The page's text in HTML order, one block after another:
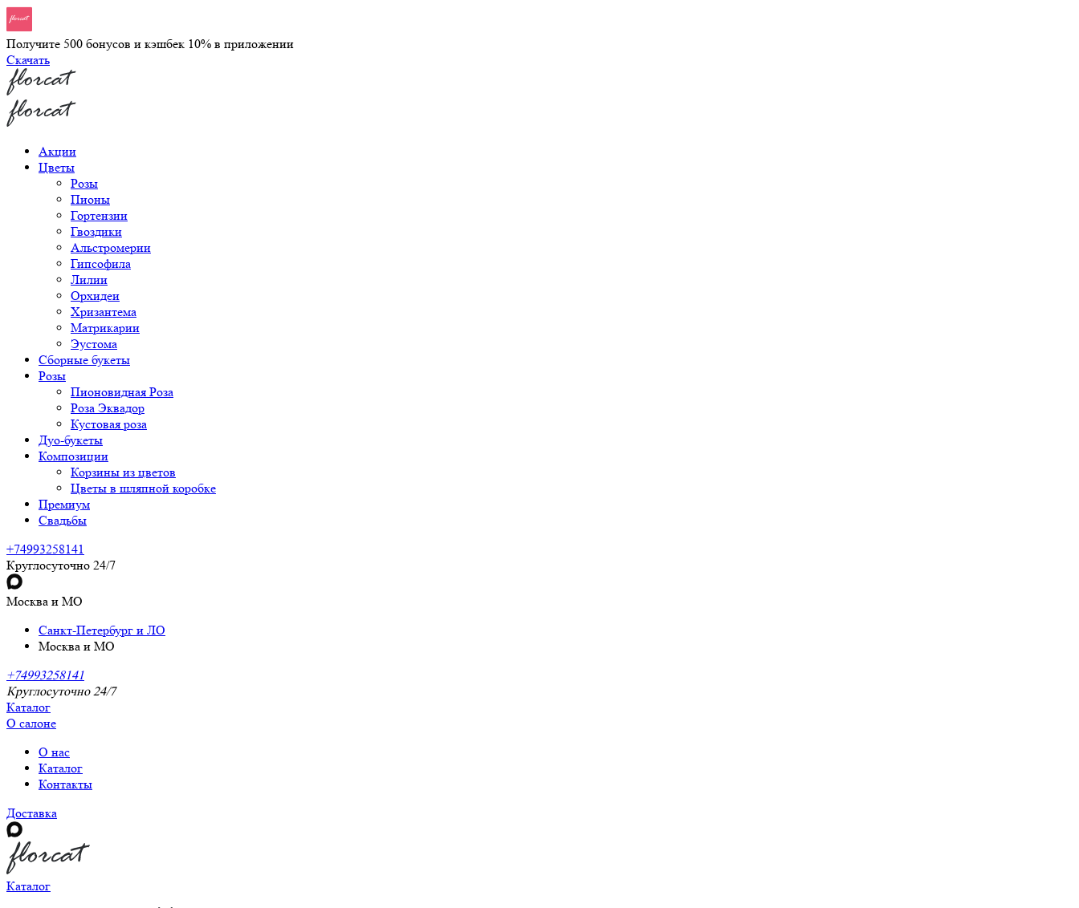
Получите 500 бонусов и кэшбек 10% в приложении
Скачать
Акции
Цветы
Розы
Пионы
Гортензии
Гвоздики
Альстромерии
Гипсофила
Лилии
Орхидеи
Хризантема
Матрикарии
Эустома
Сборные букеты
Розы
Пионовидная Роза
Роза Эквадор
Кустовая роза
Дуо-букеты
Композиции
Корзины из цветов
Цветы в шляпной коробке
Премиум
Свадьбы
+74993258141
Круглосуточно 24/7
Москва и МО
Санкт-Петербург и ЛО
Москва и МО
+74993258141
Круглосуточно 24/7
Каталог
О салоне
О нас
Каталог
Контакты
Доставка
Каталог